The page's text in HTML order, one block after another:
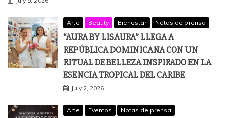
Arte Beauty Bienestar Notas de prensa
“AURA BY LISAURA” LLEGA A
REPÚBLICA DOMINICANA CON UN
RITUAL DE BELLEZA INSPIRADO EN LA
ESENCIA TROPICAL DEL CARIBE
July 2, 2026
Arte Eventos Notas de prensa